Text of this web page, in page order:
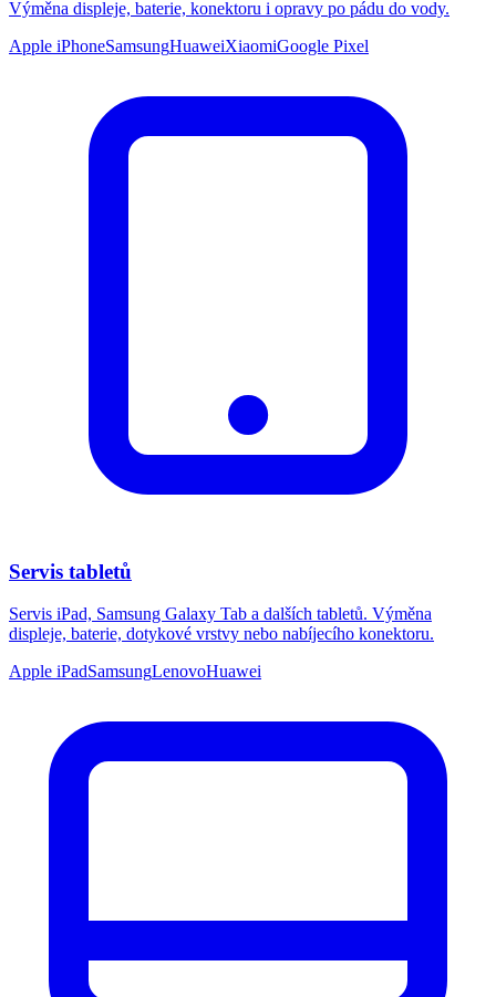
Výměna displeje, baterie, konektoru i opravy po pádu do vody.
Apple iPhoneSamsungHuaweiXiaomiGoogle Pixel
Servis tabletů
Servis iPad, Samsung Galaxy Tab a dalších tabletů. Výměna
displeje, baterie, dotykové vrstvy nebo nabíjecího konektoru.
Apple iPadSamsungLenovoHuawei